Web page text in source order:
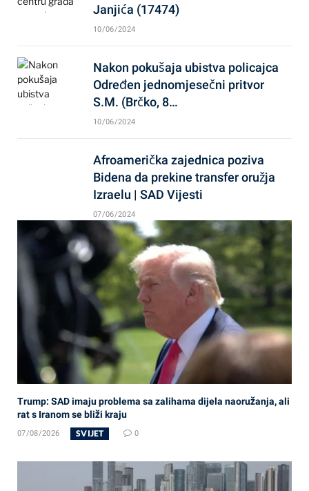
Janjića (17474)
10/06/2024
Nakon pokušaja ubistva policajca
Određen jednomjesečni pritvor
S.M. (Brčko, 8…
10/06/2024
Afroamerička zajednica poziva
Bidena da prekine transfer oružja
Izraelu | SAD Vijesti
07/06/2024
Trump: SAD imaju problema sa zalihama dijela naoružanja, ali
rat s Iranom se bliži kraju
07/08/2026 SVIJET 0